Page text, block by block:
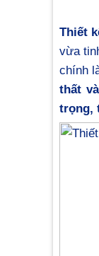
Thiết
vừa
chính
thất
trọng,